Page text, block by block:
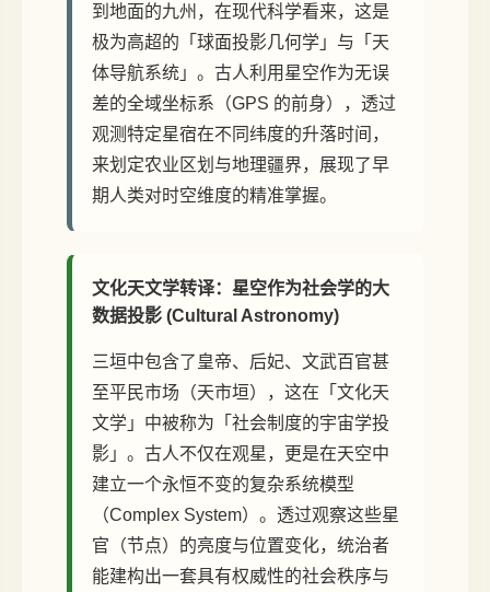
到地面的九州，在现代科学看来，这是
极为高超的「球面投影几何学」与「天
体导航系统」。古人利用星空作为无误
差的全域坐标系（GPS 的前身），透过
观测特定星宿在不同纬度的升落时间，
来划定农业区划与地理疆界，展现了早
期人类对时空维度的精准掌握。
文化天文学转译：星空作为社会学的大
数据投影 (Cultural Astronomy)
三垣中包含了皇帝、后妃、文武百官甚
至平民市场（天市垣），这在「文化天
文学」中被称为「社会制度的宇宙学投
影」。古人不仅在观星，更是在天空中
建立一个永恒不变的复杂系统模型
（Complex System）。透过观察这些星
官（节点）的亮度与位置变化，统治者
能建构出一套具有权威性的社会秩序与